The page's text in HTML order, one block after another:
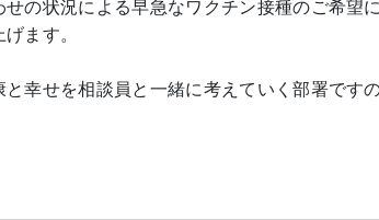
の状況による早急なワクチン接種のご希望
ます。
幸せを相談員と一緒に考えていく部署です